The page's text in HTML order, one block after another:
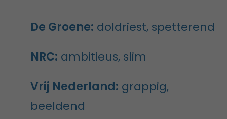
De Groene: doldriest, spetterend
NRC: ambitieus, slim
Vrij Nederland: grappig,
beeldend